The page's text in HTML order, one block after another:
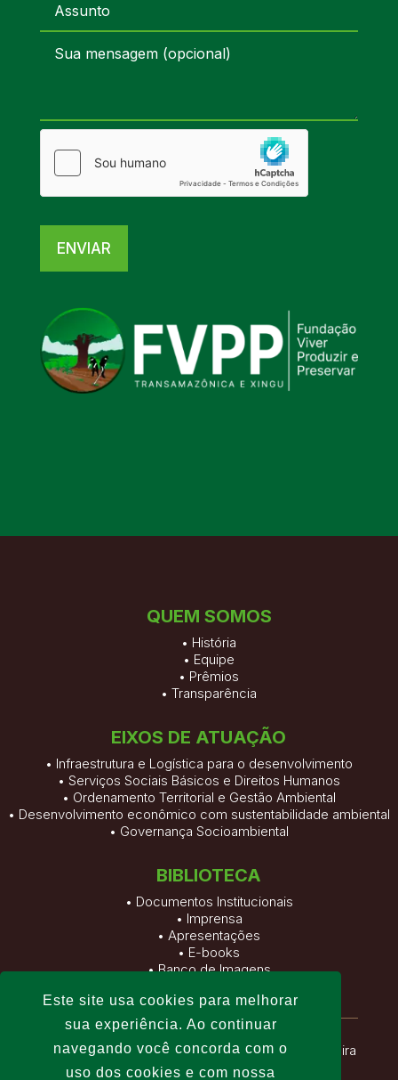
ENVIAR
QUEM SOMOS
• História
• Equipe
• Prêmios
•Transparência
EIXOS DE ATUAÇÃO
• Infraestrutura e Logística para o desenvolvimento
• Serviços Sociais Básicos e Direitos Humanos
• Ordenamento Territorial e Gestão Ambiental
• Desenvolvimento econômico com sustentabilidade ambiental
• Governança Socioambiental
BIBLIOTECA
• Documentos Institucionais
• Imprensa
•Apresentações
• E-books
•Banco de Imagens
Fundação Viver, Produzir e Preservar
| Altamira
Este site usa cookies para melhorar
sua experiência. Ao continuar
navegando você concorda com o
uso dos cookies e com nossa